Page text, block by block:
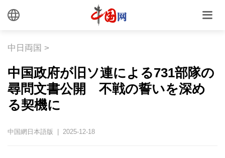
中日両国 >
中国政府が旧ソ連による731部隊の
尋問文書公開 不戦の誓いを深め
る契機に
中国網日本語版 | 2025-12-18